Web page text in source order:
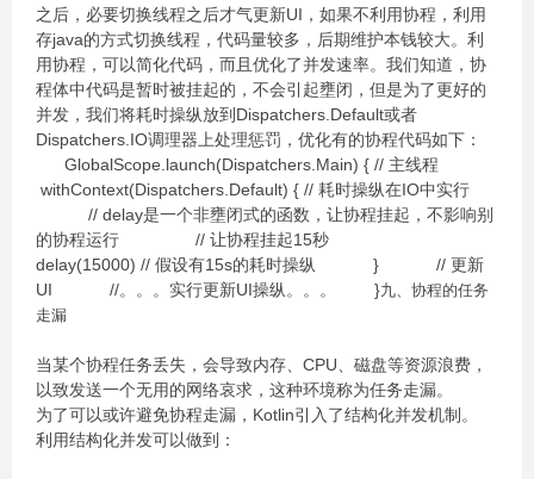
之后，必要切换线程之后才气更新UI，如果不利用协程，利用
存java的方式切换线程，代码量较多，后期维护本钱较大。利
用协程，可以简化代码，而且优化了并发速率。我们知道，协
程体中代码是暂时被挂起的，不会引起壅闭，但是为了更好的
并发，我们将耗时操纵放到Dispatchers.Default或者
Dispatchers.IO调理器上处理惩罚，优化有的协程代码如下：
GlobalScope.launch(Dispatchers.Main) { // 主线程
withContext(Dispatchers.Default) { // 耗时操纵在IO中实行
// delay是一个非壅闭式的函数，让协程挂起，不影响别
的协程运行 // 让协程挂起15秒
delay(15000) // 假设有15s的耗时操纵 } // 更新
UI //。。。实行更新UI操纵。。。 }九、协程的任务
走漏
当某个协程任务丢失，会导致内存、CPU、磁盘等资源浪费，
以致发送一个无用的网络哀求，这种环境称为任务走漏。
为了可以或许避免协程走漏，Kotlin引入了结构化并发机制。
利用结构化并发可以做到：